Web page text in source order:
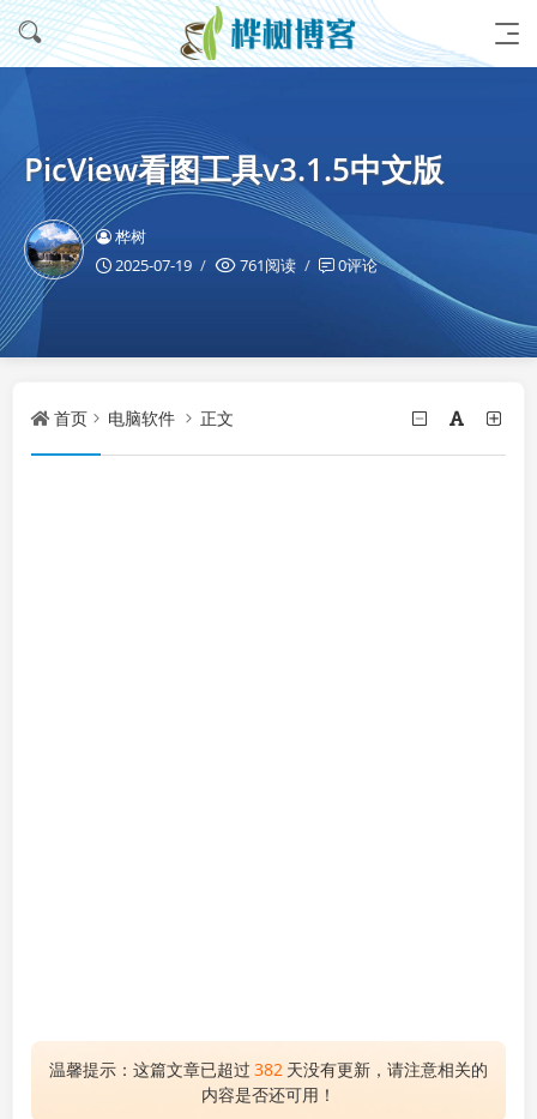
PicView看图工具v3.1.5中文版
桦树
2025-07-19
761阅读 0评论
首页 电脑软件 正文
温馨提示：这篇文章已超过 382 天没有更新，请注意相关的
内容是否还可用！